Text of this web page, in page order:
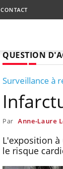
CONTACT
QUESTION
Surveillance à
Par Anne-Laure
L'exposition
le risque